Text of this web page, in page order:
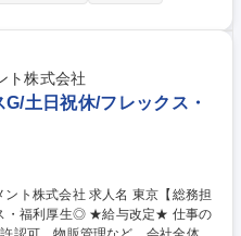
び関連制度、規程整備の統括■人
、手続き関連業務の統括■行政対応
事の魅力】事業拡大に伴う成長フ
に関われます。 募集職種
定のヤンマーグループ
ト株式会社
土日祝休/フレックス・
人名 東京【総務担
利厚生◎ ★給与改定★ 仕事の